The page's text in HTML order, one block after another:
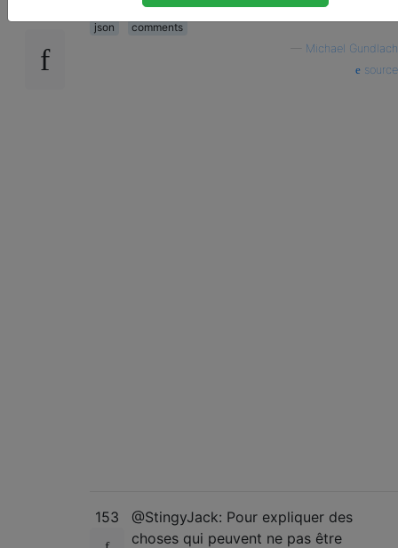
json
comments
Michael Gundlach
source
153
@StingyJack: Pour expliquer des
choses qui peuvent ne pas être